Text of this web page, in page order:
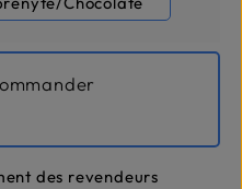
des revendeurs